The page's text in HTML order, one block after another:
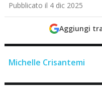
Pubblicato il 4 dic 2025
Aggiungi
Michelle Crisantemi